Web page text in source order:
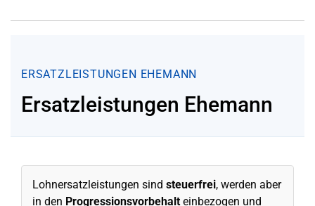
ERSATZLEISTUNGEN EHEMANN
Ersatzleistungen Ehemann
Lohnersatzleistungen sind steuerfrei, werden aber
in den Progressionsvorbehalteinbezogen und